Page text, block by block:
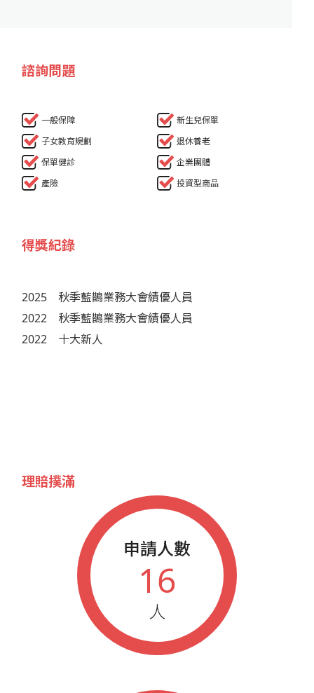
諮詢問題
一般保障
新生兒保單
子女教育規劃
退休養老
保單健診
企業團體
產險
投資型商品
得獎紀錄
2025
秋季藍鵲業務大會績優人員
2022
秋季藍鵲業務大會績優人員
2022
十大新人
理賠撲滿
申請人數
16
人